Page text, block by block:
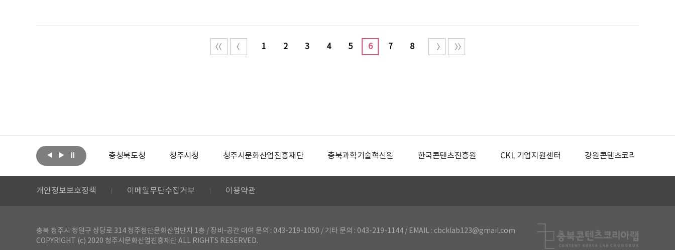
1 2 3 4 5 6 7 8
문화체육관광부 충청북도청 청주시청 청주시문화산업진흥재단 충북과학기술혁신원 한국콘텐츠진흥원 CKL 기업지원센터 강원콘텐츠코리아랩
개인정보보호정책 이메일무단수집거부 이용약관
충북 청주시 청원구 상당로 314 청주첨단문화산업단지 1층 / 장비-공간 대여 문의 : 043-219-1050 / 기타 문의 : 043-219-1144 / EMAIL : cbcklab123@gmail.com
COPYRIGHT (c) 2020 청주시문화산업진흥재단 ALL RIGHTS RESERVED.